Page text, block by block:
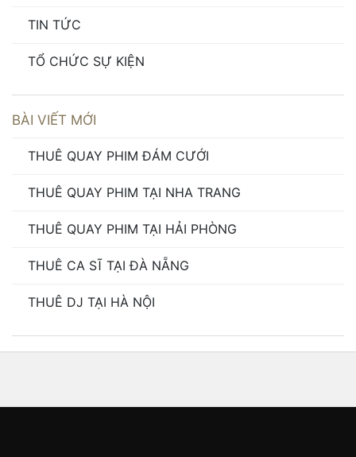
TIN TỨC
TỔ CHỨC SỰ KIỆN
BÀI VIẾT MỚI
THUÊ QUAY PHIM ĐÁM CƯỚI
THUÊ QUAY PHIM TẠI NHA TRANG
THUÊ QUAY PHIM TẠI HẢI PHÒNG
THUÊ CA SĨ TẠI ĐÀ NẴNG
THUÊ DJ TẠI HÀ NỘI